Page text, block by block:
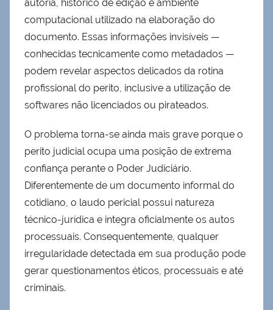
autoria, histórico de edição e ambiente
computacional utilizado na elaboração do
documento. Essas informações invisíveis —
conhecidas tecnicamente como metadados —
podem revelar aspectos delicados da rotina
profissional do perito, inclusive a utilização de
softwares não licenciados ou pirateados.
O problema torna-se ainda mais grave porque o
perito judicial ocupa uma posição de extrema
confiança perante o Poder Judiciário.
Diferentemente de um documento informal do
cotidiano, o laudo pericial possui natureza
técnico-jurídica e integra oficialmente os autos
processuais. Consequentemente, qualquer
irregularidade detectada em sua produção pode
gerar questionamentos éticos, processuais e até
criminais.